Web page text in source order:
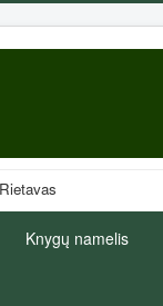
90313, Rietavas
Knygų namelis